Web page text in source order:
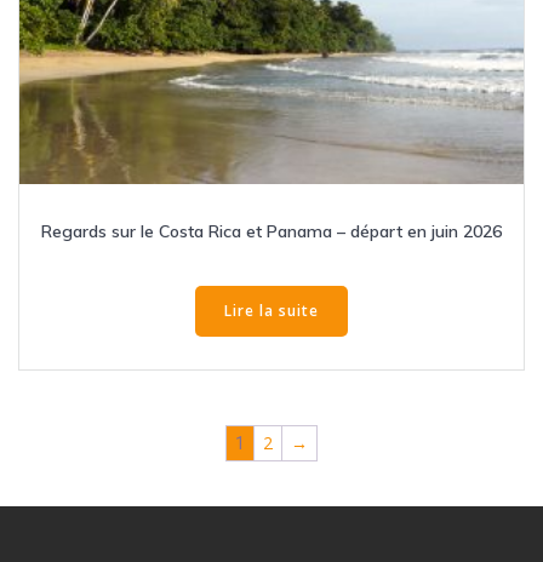
Regards sur le Costa Rica et Panama – départ en juin 2026
Lire la suite
1 2 →